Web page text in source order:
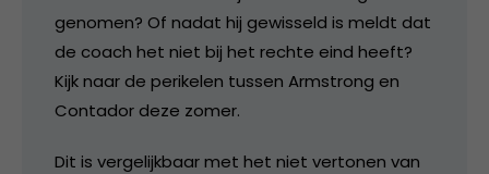
genomen? Of nadat hij gewisseld is meldt dat
de coach het niet bij het rechte eind heeft?
Kijk naar de perikelen tussen Armstrong en
Contador deze zomer.
Dit is vergelijkbaar met het niet vertonen van